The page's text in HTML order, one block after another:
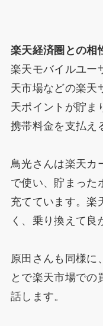
楽天経済圏との相
楽天モバイルユー
天市場などの楽天
天ポイントが貯ま
携帯料金を支払え
鳥光さんは楽天カ
で使い、貯まった
充てています。楽
く、乗り換えて良
原田さんも同様に
とで楽天市場での
話します。